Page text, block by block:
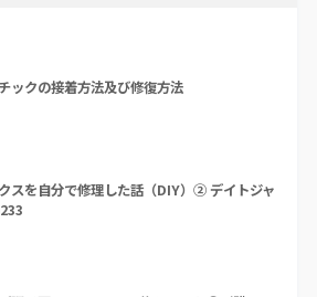
ックの接着方法及び修復方法
スを自分で修理した話（DIY）② デイトジャ